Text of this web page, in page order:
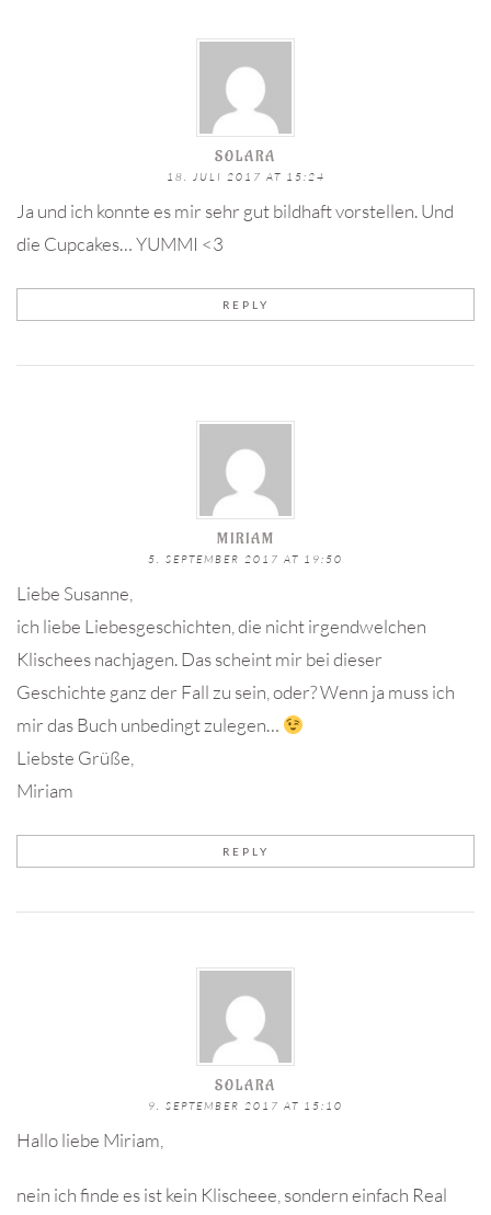
SOLARA
18. JULI 2017 AT 15:24
Ja und ich konnte es mir sehr gut bildhaft vorstellen. Und
die Cupcakes… YUMMI <3
REPLY
MIRIAM
5. SEPTEMBER 2017 AT 19:50
Liebe Susanne,
ich liebe Liebesgeschichten, die nicht irgendwelchen
Klischees nachjagen. Das scheint mir bei dieser
Geschichte ganz der Fall zu sein, oder? Wenn ja muss ich
mir das Buch unbedingt zulegen…
Liebste Grüße,
Miriam
REPLY
SOLARA
9. SEPTEMBER 2017 AT 15:10
Hallo liebe Miriam,
nein ich finde es ist kein Klischeee, sondern einfach Real